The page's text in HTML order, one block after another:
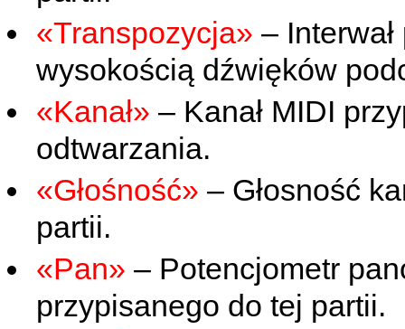
«Transpozycja» –
wysokością dźwięków
«Kanał» – Kanał MIDI
odtwarzania.
«Głośność» – Głosność
partii.
«Pan» – Potencjometr
przypisanego do tej partii.